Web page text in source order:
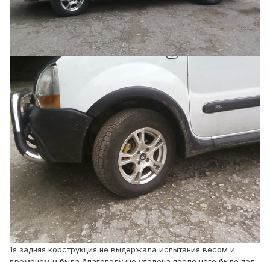
1я задняя корструкция не выдержала испытания весом и